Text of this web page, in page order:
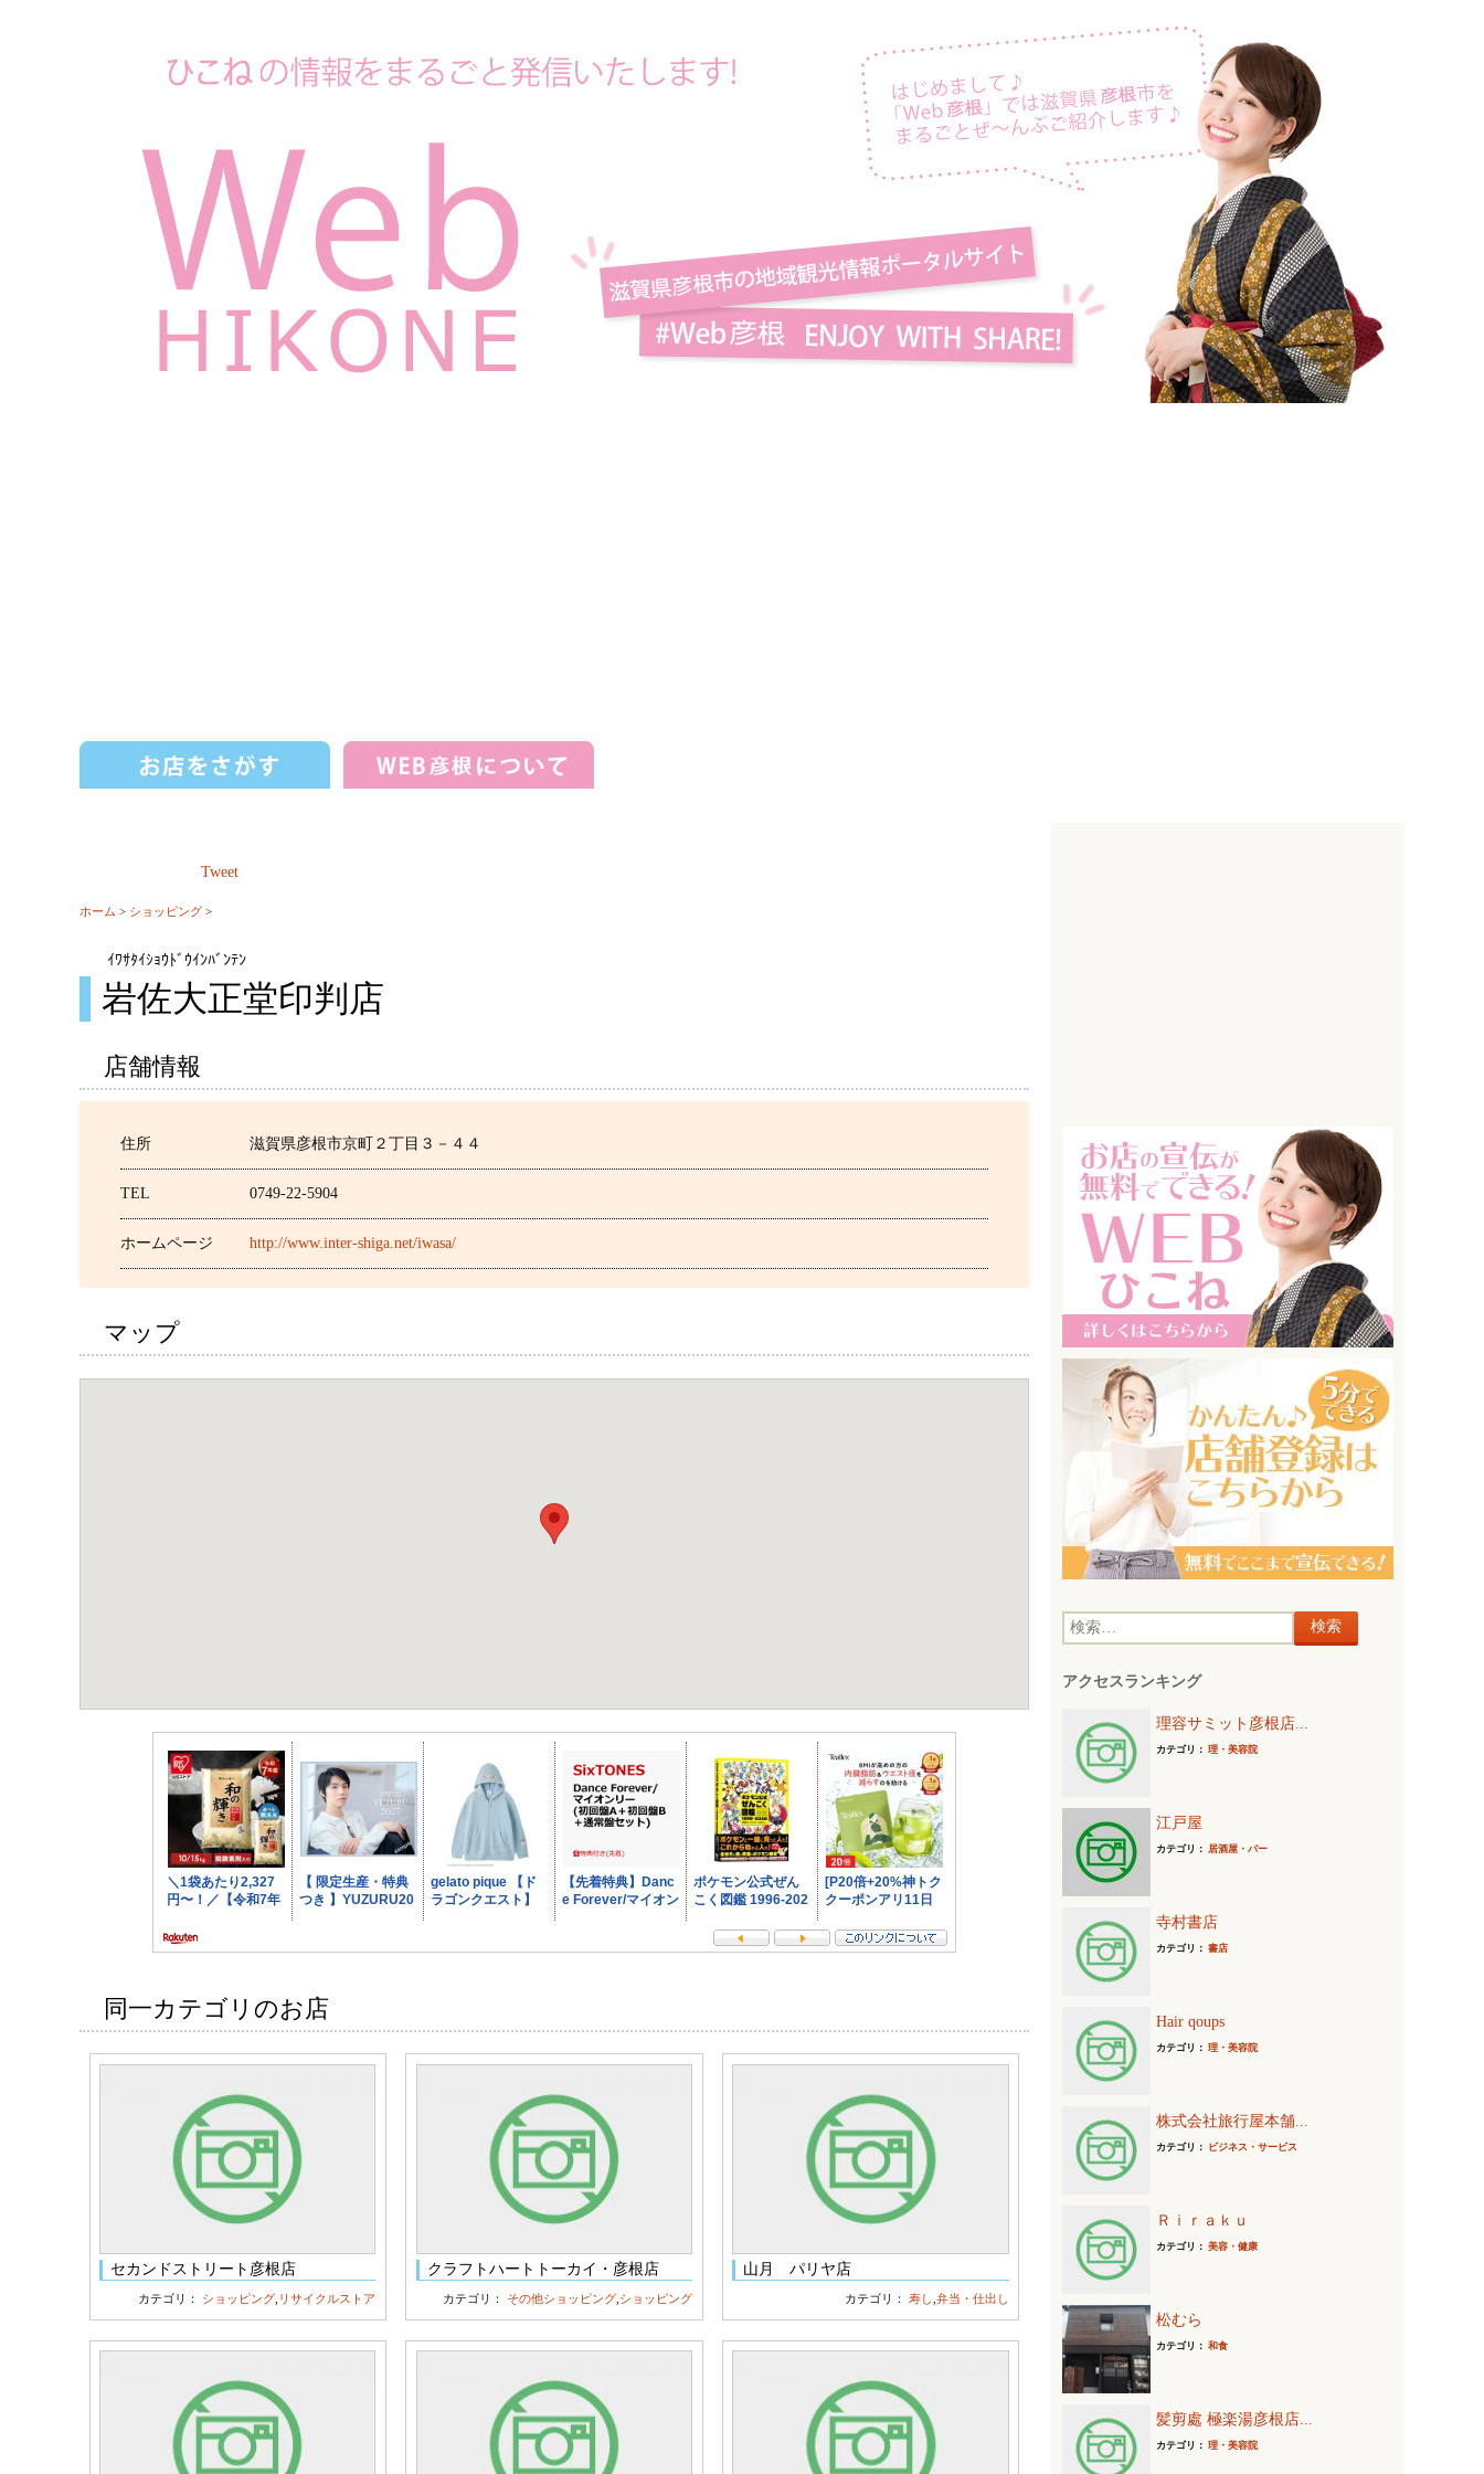
Tweet
ホーム > ショッピング >
ｲﾜｻﾀｲｼｮｳﾄﾞｳｲﾝﾊﾞﾝﾃﾝ
岩佐大正堂印判店
店舗情報
住所 滋賀県彦根市京町２丁目３－４４
TEL 0749-22-5904
ホームページ http://www.inter-shiga.net/iwasa/
マップ
同一カテゴリのお店
セカンドストリート彦根店
カテゴリ： ショッピング リサイクルストア
クラフトハートトーカイ・彦根店
カテゴリ： その他ショッピング ショッピング
山月 パリヤ店
カテゴリ： 寿し 弁当・仕出し
検
:アクセスランキング
理容サミット彦根店...
カテゴリ： 理・美容院
江戸屋
カテゴリ： 居酒屋・バー
寺村書店
カテゴリ： 書店
Hair qoups
カテゴリ： 理・美容院
株式会社旅行屋本舗...
カテゴリ： ビジネス・サービス
Ｒｉｒａｋｕ
カテゴリ： 美容・健康
松むら
カテゴリ： 和食
髪剪處 極楽湯彦根店...
カテゴリ： 理・美容院